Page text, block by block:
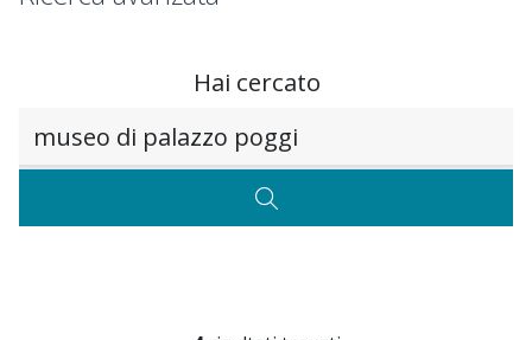
Hai cercato
CERCA